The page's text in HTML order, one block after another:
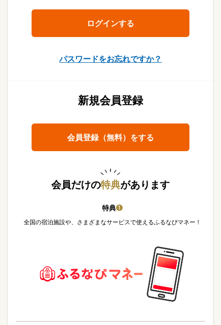
パスワードをお忘れですか？
新規会員登録
会員登録（無料）をする
会員だけの特典があります
特典❶
全国の宿泊施設や、さまざまなサービスで使えるふるなびマネー！